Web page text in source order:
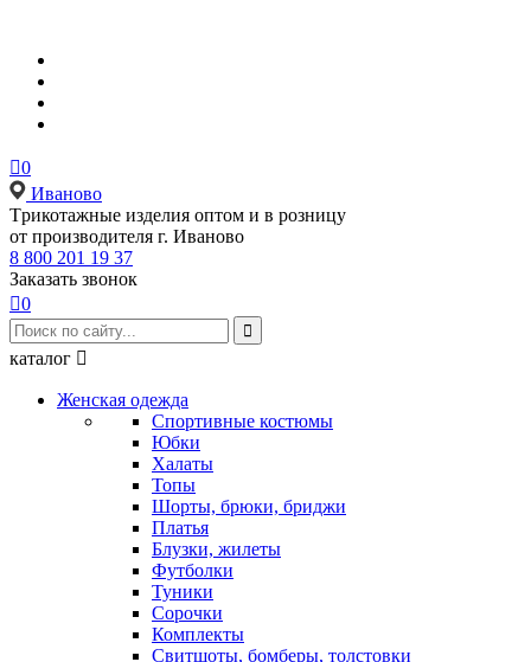
0
Иваново
Tрикотажные изделия оптом и в розницу
от производителя г. Иваново
8 800 201 19 37
Заказать звонок
0

каталог 
Женская одежда
Спортивные костюмы
Юбки
Халаты
Топы
Шорты, брюки, бриджи
Платья
Блузки, жилеты
Футболки
Туники
Сорочки
Комплекты
Свитшоты, бомберы, толстовки